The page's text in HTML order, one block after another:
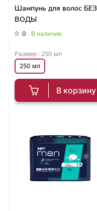
Шампунь для волос БЕЗ
ВОДЫ
0 В наличии
В корзину
Размер : 250 мл
250 мл